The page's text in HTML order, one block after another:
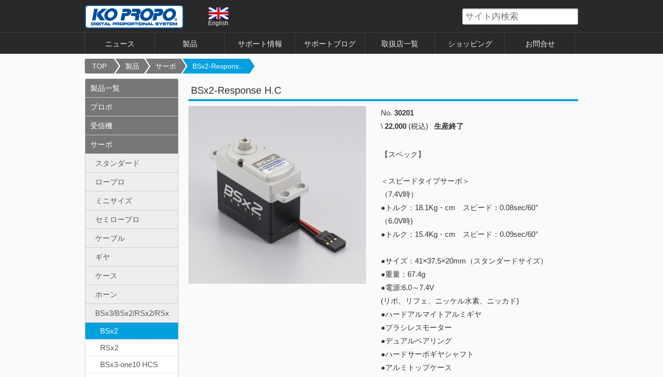
English
ニュース 製品 サポート情報 サポートブログ 取扱店一覧 ショッピング お問合せ
TOP 製品 サーボ BSx2-Respons...
BSx2-Response H.C
No. 30201
\ 22,000 (税込) 生産終了
【スペック】
＜スピードタイプサーボ＞
（7.4V時）
●トルク：18.1Kg・cm スピード：0.08sec/60°
（6.0V時)
●トルク：15.4Kg・cm スピード：0.09sec/60°
●サイズ：41×37.5×20mm（スタンダードサイズ）
●重量：67.4g
●電源:6.0～7.4V
(リポ、リフェ、ニッケル水素、ニッカド)
●ハードアルマイトアルミギヤ
●ブラシレスモーター
●デュアルベアリング
●ハードサーボギヤシャフト
●アルミトップケース
製品一覧
プロポ
受信機
サーボ
スタンダード
ロープロ
ミニサイズ
セミロープロ
ケーブル
ギヤ
ケース
ホーン
BSx3/BSx2/RSx2/RSx
BSx2
RSx2
BSx3-one10 HCS